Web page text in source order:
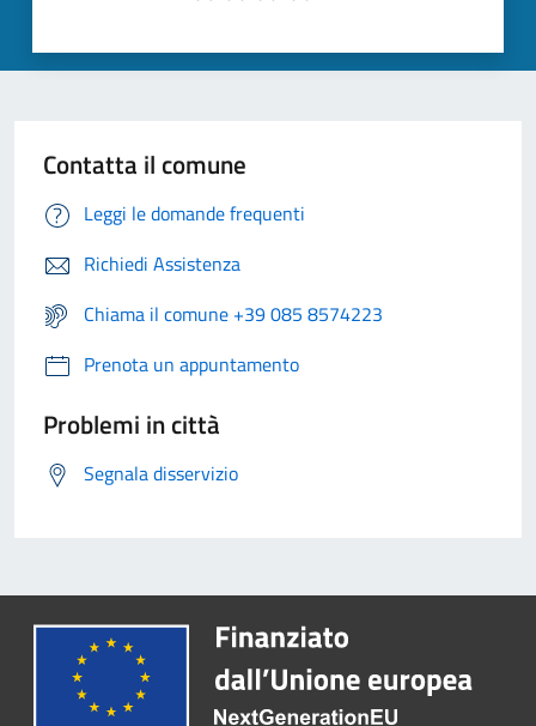
Contatta il comune
Leggi le domande frequenti
Richiedi Assistenza
Chiama il comune +39 085 8574223
Prenota un appuntamento
Problemi in città
Segnala disservizio